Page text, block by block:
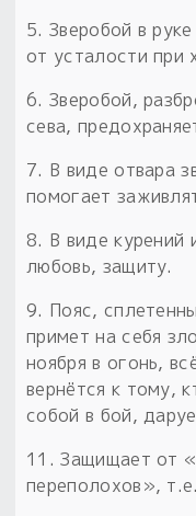
5. Зверобой в
от усталости при
6. Зверобой,
сева,
7. В виде отвара
помогает
8. В виде курений
любовь, защиту.
9. Пояс,
примет на себя
ноября в огонь,
вернётся к тому,
собой в бой,
11. Защищает от
переполохов»,